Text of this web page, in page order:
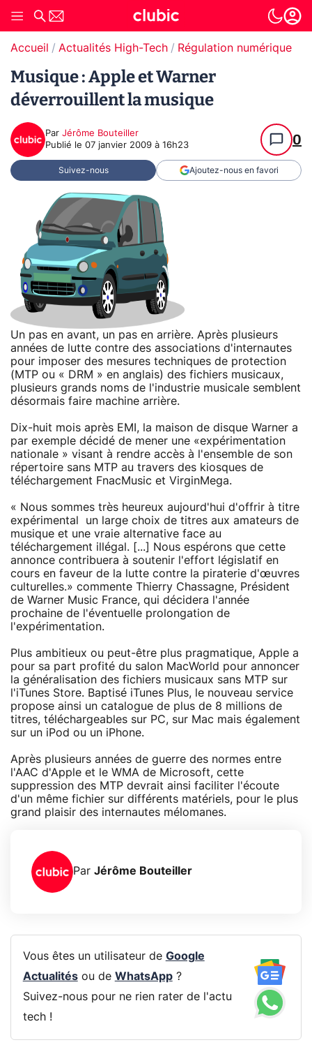
Accueil Actualités High-Tech Régulation numérique
Musique : Apple et Warner
déverrouillent la musique
Par Jérôme Bouteiller
Publié le 07 janvier 2009 à 16h23 0
Suivez-nous Ajoutez-nous en favori
Un pas en avant, un pas en arrière. Après plusieurs
années de lutte contre des associations d'internautes
pour imposer des mesures techniques de protection
(MTP ou « DRM » en anglais) des fichiers musicaux,
plusieurs grands noms de l'industrie musicale semblent
désormais faire machine arrière.
Dix-huit mois après EMI, la maison de disque Warner a
par exemple décidé de mener une «expérimentation
nationale » visant à rendre accès à l'ensemble de son
répertoire sans MTP au travers des kiosques de
téléchargement FnacMusic et VirginMega.
« Nous sommes très heureux aujourd'hui d'offrir à titre
expérimental un large choix de titres aux amateurs de
musique et une vraie alternative face au
téléchargement illégal. [...] Nous espérons que cette
annonce contribuera à soutenir l'effort législatif en
cours en faveur de la lutte contre la piraterie d'œuvres
culturelles.» commente Thierry Chassagne, Président
de Warner Music France, qui décidera l'année
prochaine de l'éventuelle prolongation de
l'expérimentation.
Plus ambitieux ou peut-être plus pragmatique, Apple a
pour sa part profité du salon MacWorld pour annoncer
la généralisation des fichiers musicaux sans MTP sur
l'iTunes Store. Baptisé iTunes Plus, le nouveau service
propose ainsi un catalogue de plus de 8 millions de
titres, téléchargeables sur PC, sur Mac mais également
sur un iPod ou un iPhone.
Après plusieurs années de guerre des normes entre
l'AAC d'Apple et le WMA de Microsoft, cette
suppression des MTP devrait ainsi faciliter l'écoute
d'un même fichier sur différents matériels, pour le plus
grand plaisir des internautes mélomanes.
Par Jérôme Bouteiller
Vous êtes un utilisateur de Google
Actualitésou de WhatsApp?
Suivez-nous pour ne rien rater de l'actu
tech !